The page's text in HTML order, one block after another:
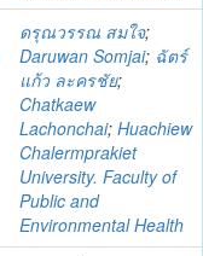
ดรุณวรรณ สมใจ;
Daruwan Somjai; ฉัตร์
แก้ว ละครชัย;
Chatkaew
Lachonchai; Huachiew
Chalermprakiet
University. Faculty of
Public and
Environmental Health